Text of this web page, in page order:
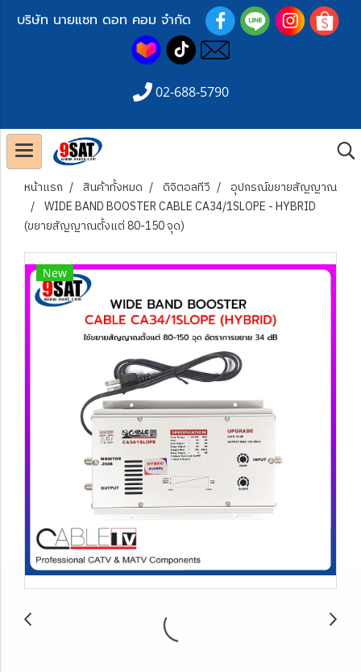
บริษัท นายแซท ดอท คอม จำกัด
02-688-5790
หน้าแรก สินค้าทั้งหมด ดิจิตอลทีวี
อุปกรณ์ขยายสัญญาณ
WIDE BAND BOOSTER CABLE CA34/1SLOPE - HYBRID
(ขยายสัญญาณตั้งแต่ 80-150 จุด)
New